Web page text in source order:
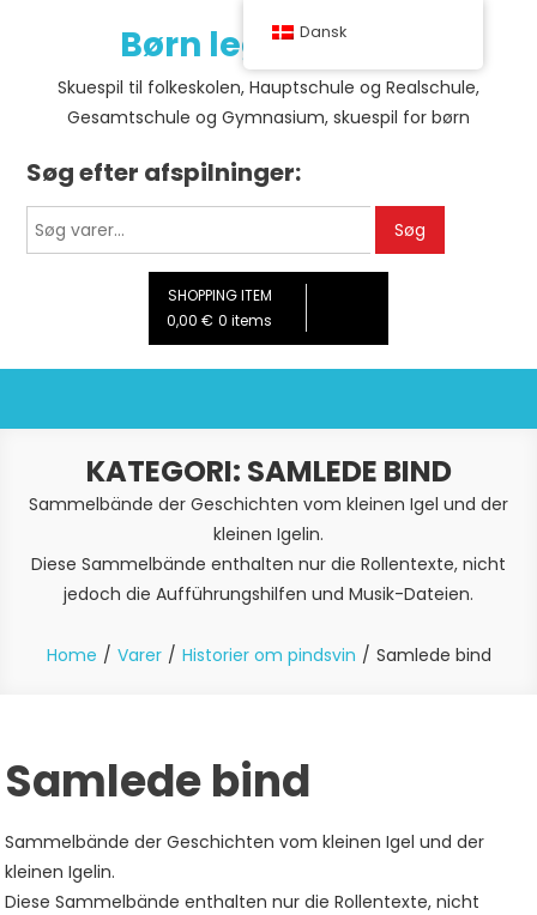
Børn leger teater
Skuespil til folkeskolen, Hauptschule og Realschule,
Gesamtschule og Gymnasium, skuespil for børn
Søg efter afspilninger:
Søg
efter:
Søg
SHOPPING ITEM
0,00 € 0 items
KATEGORI: SAMLEDE BIND
Sammelbände der Geschichten vom kleinen Igel und der
kleinen Igelin.
Diese Sammelbände enthalten nur die Rollentexte, nicht
jedoch die Aufführungshilfen und Musik-Dateien.
Home Varer Historier om pindsvin Samlede bind
Samlede bind
Sammelbände der Geschichten vom kleinen Igel und der
kleinen Igelin.
Diese Sammelbände enthalten nur die Rollentexte, nicht
Dansk